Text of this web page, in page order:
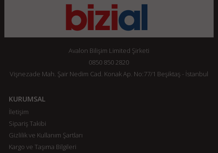
Avalon Bilişim Limited Şirketi
0850 850 2820
Vişnezade Mah. Şair Nedim Cad. Konak Ap. No:77/1 Beşiktaş - İstanbul
KURUMSAL
İletişim
Sipariş Takibi
Gizlilik ve Kullanım Şartları
Kargo ve Taşıma Bilgileri